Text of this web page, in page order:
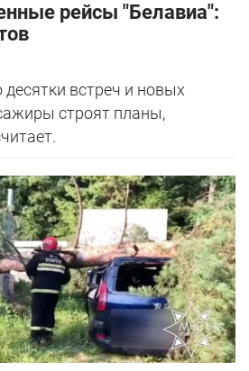
рейсы "Белавиа":
встреч и новых
строят планы,